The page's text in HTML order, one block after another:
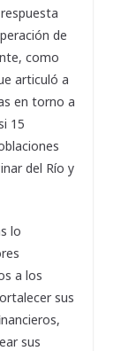
de
como
articuló a
en torno a
15
del Río y
lo
a los
sus
sus